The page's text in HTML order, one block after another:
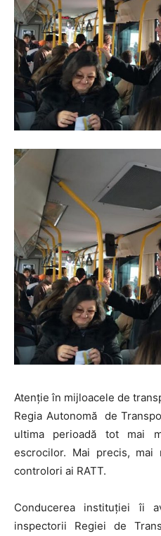
Atenție în mijloacele de
Regia Autonomă de
ultima perioadă tot mai
escrocilor. Mai precis,
controlori ai RATT.
Conducerea instituției îi
inspectorii Regiei de